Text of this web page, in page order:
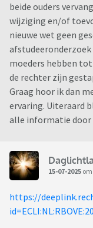
beide ouders
wijziging en/of
nieuwe wet geen
afstudeeronderzoek
moeders hebben
de rechter zijn
Graag hoor ik dan
ervaring. Uiteraard
alle informatie door
15-07-2025
https://